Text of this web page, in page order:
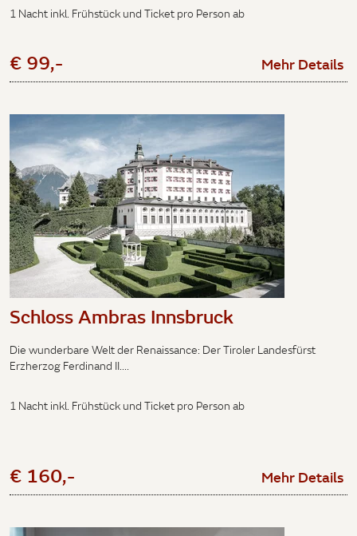
1 Nacht inkl. Frühstück und Ticket pro Person ab
€ 99,- Mehr Details
Schloss Ambras Innsbruck
Die wunderbare Welt der Renaissance: Der Tiroler Landesfürst
Erzherzog Ferdinand II....
1 Nacht inkl. Frühstück und Ticket pro Person ab
€ 160,- Mehr Details